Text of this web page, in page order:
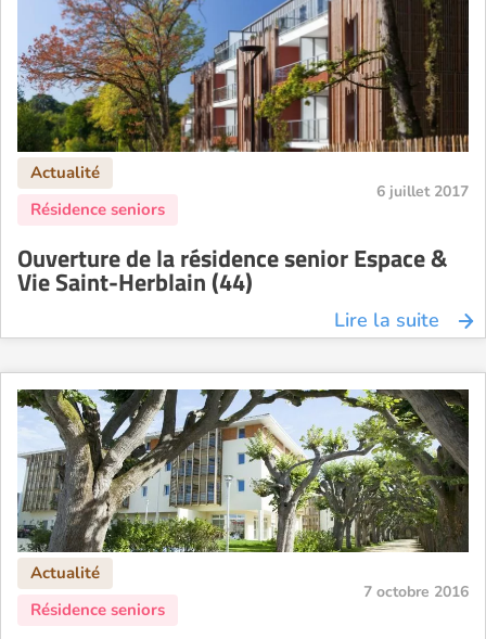
6 juillet 2017
Ouverture de la résidence senior Espace &
Vie Saint-Herblain (44)
Lire la suite
7 octobre 2016